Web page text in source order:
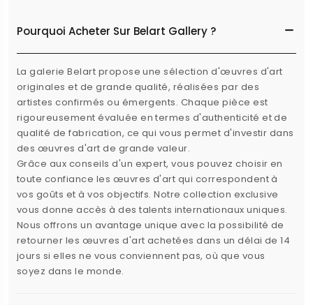
Pourquoi Acheter Sur Belart Gallery ?
La galerie Belart propose une sélection d'œuvres d'art
originales et de grande qualité, réalisées par des
artistes confirmés ou émergents. Chaque pièce est
rigoureusement évaluée en termes d'authenticité et de
qualité de fabrication, ce qui vous permet d'investir dans
des œuvres d'art de grande valeur.
Grâce aux conseils d'un expert, vous pouvez choisir en
toute confiance les œuvres d'art qui correspondent à
vos goûts et à vos objectifs. Notre collection exclusive
vous donne accès à des talents internationaux uniques.
Nous offrons un avantage unique avec la possibilité de
retourner les œuvres d'art achetées dans un délai de 14
jours si elles ne vous conviennent pas, où que vous
soyez dans le monde.